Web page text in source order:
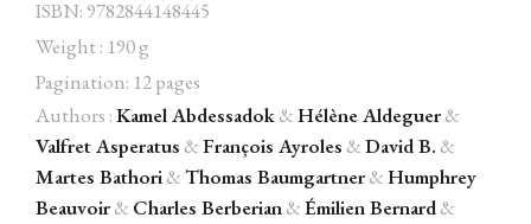
Facebook Instagram Twitter
Hébergé par Vixns
incandescence
Version 2.3.3
ISBN: 9782844148445
Weight : 190 g
Pagination: 12 pages
Authors :Kamel Abdessadok&Hélène Aldeguer&
Valfret Asperatus &François Ayroles &David B. &
Martes Bathori&Thomas Baumgartner&Humphrey
Beauvoir& Charles Berberian&Émilien Bernard&